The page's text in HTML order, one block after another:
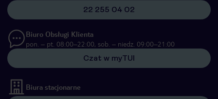
22 255 04 02
Biuro Obsługi Klienta
pon. – pt. 08:00–22:00, sob. – niedz. 09:00–21:00
Czat w myTUI
Biura stacjonarne